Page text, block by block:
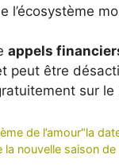
l’écosystème
appels
peut être
sur le
de l’amour"la
nouvelle saison